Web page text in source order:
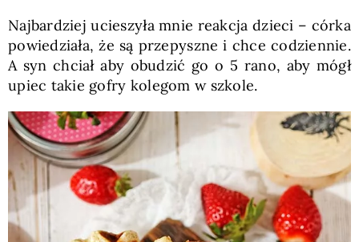
Najbardziej ucieszyła mnie reakcja dzieci – córka
powiedziała, że są przepyszne i chce codziennie.
A syn chciał aby obudzić go o 5 rano, aby mógł
upiec takie gofry kolegom w szkole.